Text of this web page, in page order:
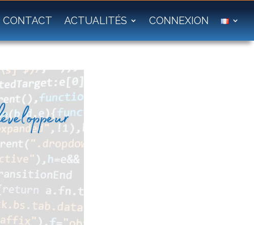
CONTACT ACTUALITÉS CONNEXION